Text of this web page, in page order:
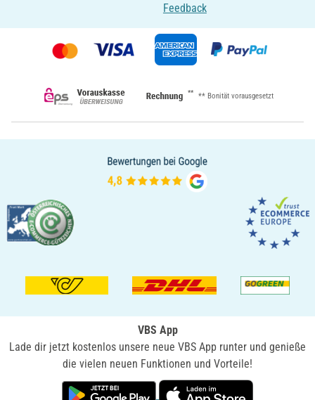
Feedback
** ** Bonität vorausgesetzt
VBS App
Lade dir jetzt kostenlos unsere neue VBS App runter und genieße
die vielen neuen Funktionen und Vorteile!